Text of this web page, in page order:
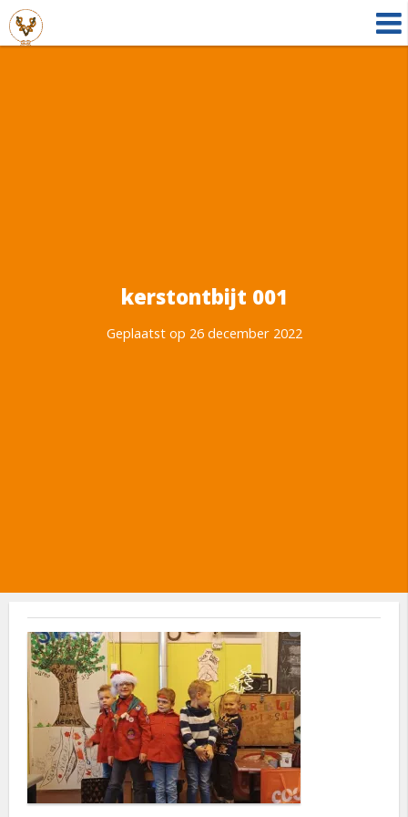
kerstontbijt 001
Geplaatst op 26 december 2022